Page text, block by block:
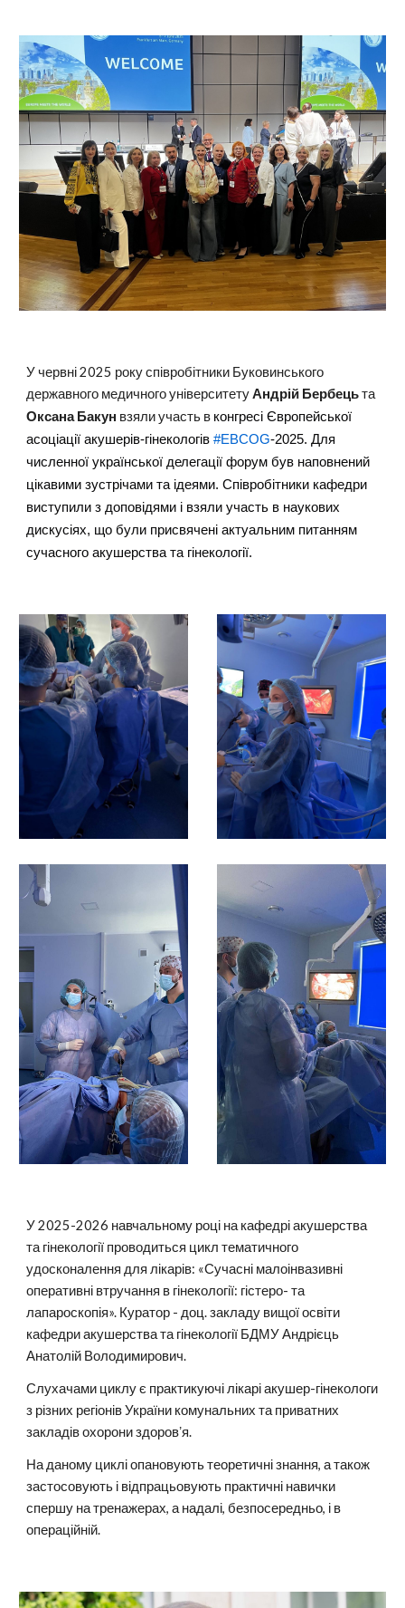
У червні 2025 року співробітники Буковинського
державного медичного університетуАндрій Бербецьта
Оксана Бакун взяли участь в конгресі Європейської
асоціації акушерів-гінекологів #EBCOG-2025. Для
численної української делегації форум був наповнений
цікавими зустрічами та ідеями. Співробітники кафедри
виступили з доповідями і взяли участь в наукових
дискусіях, що були присвячені актуальним питанням
сучасного акушерства та гінекології.
У 2025-2026 навчальному році на кафедрі акушерства
та гінекології проводиться цикл тематичного
удосконалення для лікарів: «Сучасні малоінвазивні
оперативні втручання в гінекології: гістеро- та
лапароскопія». Куратор - доц. закладу вищої освіти
кафедри акушерства та гінекології БДМУ Андрієць
Анатолій Володимирович.
Слухачами циклу є практикуючі лікарі акушер-гінекологи
з різних регіонів України комунальних та приватних
закладів охорони здоровʼя.
На даному циклі опановують теоретичні знання, а також
застосовують і відпрацьовують практичні навички
спершу на тренажерах, а надалі, безпосередньо, і в
операційній.